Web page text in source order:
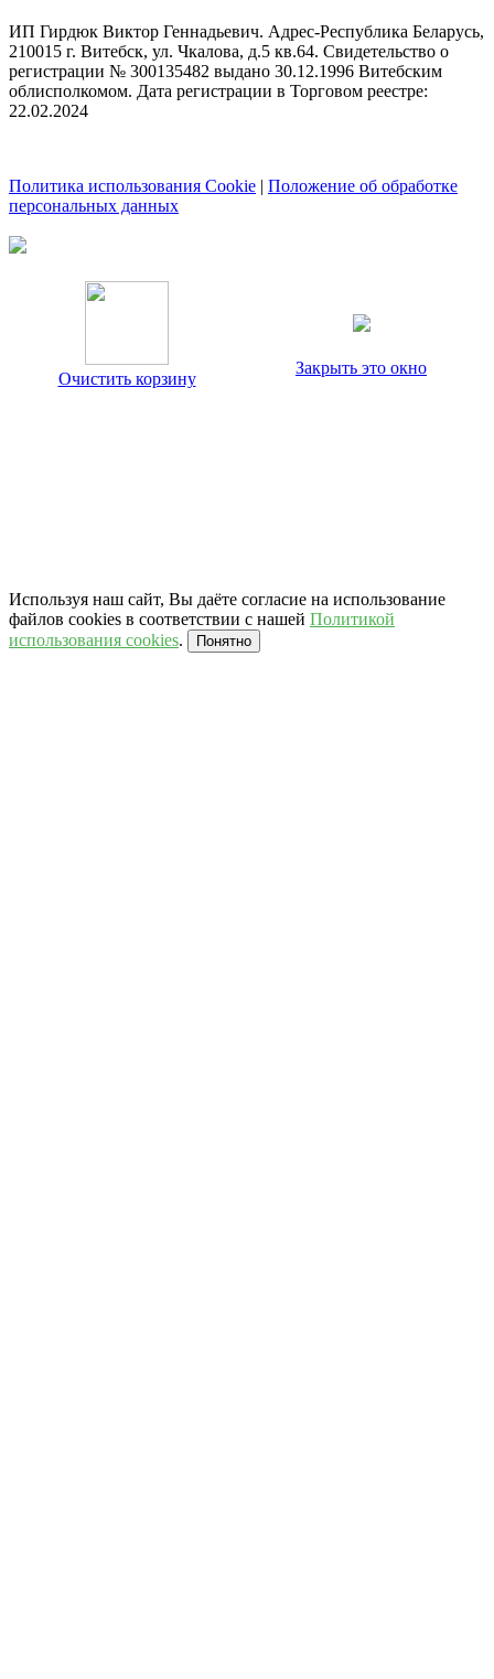
ИП Гирдюк Виктор Геннадьевич. Адрес-Республика Беларусь,
210015 г. Витебск, ул. Чкалова, д.5 кв.64. Свидетельство о
регистрации № 300135482 выдано 30.12.1996 Витебским
облисполкомом. Дата регистрации в Торговом реестре:
22.02.2024
Политика использования Cookie | Положение об обработке
персональных данных
Очистить корзину
Закрыть это окно
Используя наш сайт, Вы даёте согласие на использование
файлов cookies в соответствии с нашей Политикой
использования cookies. Понятно